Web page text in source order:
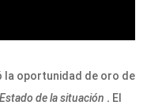
la oportunidad de oro de
Estado de la situación . El